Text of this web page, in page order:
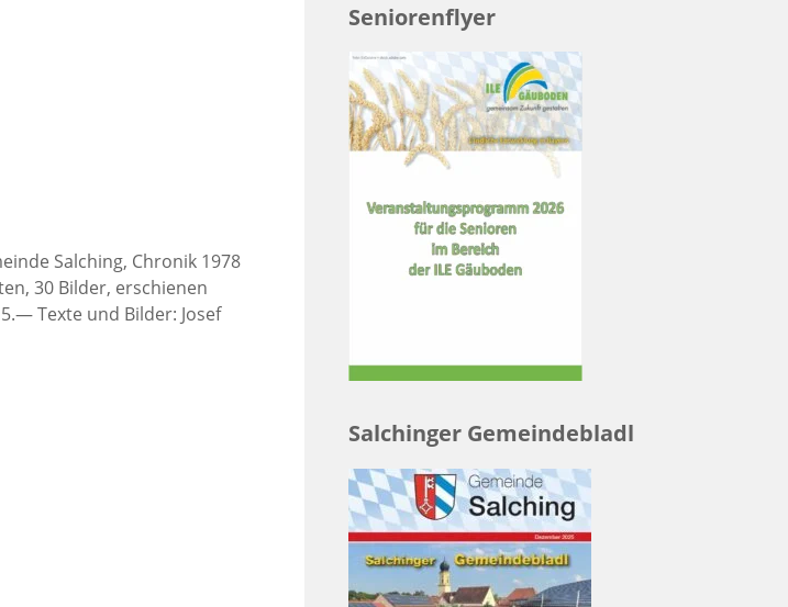
Salching, Chronik 1978
30 Bilder, erschienen
Texte und Bilder: Josef
Seniorenflyer
Salchinger Gemeindebladl